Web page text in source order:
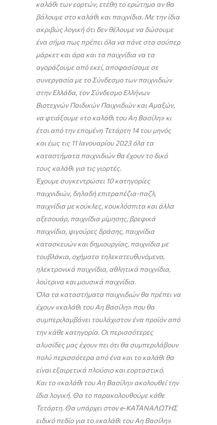
καλάθι των εορτών, ετέθη το ερώτημα αν θα
βάλουμε στο καλάθι και παιχνίδια. Με την ίδια
ακριβώς λογική ότι δεν θέλουμε να δώσουμε
ένα σήμα πως πρέπει όλα να πάνε στα σούπερ
μάρκετ και άρα και τα παιχνίδια να τα
αγοράζουμε από εκεί, αποφασίσαμε σε
συνεργασία με το Σύνδεσμο των παιχνιδιών
στην Ελλάδα, τον Σύνδεσμο Ελλήνων
Βιοτεχνών Παιδικών Παιχνιδιών και Αμαξών,
να φτιάξουμε «το καλάθι του Αη Βασίλη» κι
έτσι από την επομένη Τετάρτη 14 του μηνός
και έως τις 11 Ιανουαρίου 2023 όλα τα
καταστήματα παιχνιδιών θα έχουν το δικό
τους καλάθι για τις γιορτές.
Έχουμε συγκεντρώσει 10 κατηγορίες
παιχνιδιών, δηλαδή επιτραπέζια-παζλ,
παιχνίδια με κούκλες, κουκλόσπιτα και άλλα
αξεσουάρ, παιχνίδια μίμησης, βρεφικά
παιχνίδια, φιγούρες δράσης, παιχνίδια
κατασκευών και δημιουργίας, παιχνίδια με
τουβλάκια, οχήματα τηλεκατευθυνόμενα,
ηλεκτρονικά παιχνίδια, αθλητικά παιχνίδια,
λούτρινα και μουσικά παιχνίδια.
Όλα τα καταστήματα παιχνιδιών θα πρέπει να
έχουν «καλάθι του Αη Βασίλη» που θα
συμπεριλαμβάνει τουλάχιστον ένα προϊόν από
την κάθε κατηγορία. Οι περισσότερες
αλυσίδες μας έχουν πει ότι θα συμπεριλάβουν
πολύ περισσότερα από ένα και το καλάθι θα
είναι εξαιρετικά πλούσιο και εορταστικό.
Και το «καλάθι του Αη Βασίλη» ακολουθεί την
ίδια λογική. Θα το παρακολουθούμε κάθε
Τετάρτη. Θα υπάρχει στον e-ΚΑΤΑΝΑΛΩΤΗΣ
ειδικό πεδίο για το «καλάθι του Αη Βασίλη»